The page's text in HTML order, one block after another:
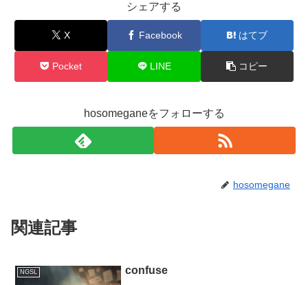
シェアする
X Facebook はてブ
Pocket LINE コピー
hosomeganeをフォローする
hosomegane
関連記事
NGSL confuse